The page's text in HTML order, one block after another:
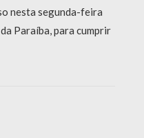
nesta segunda-feira
Paraíba, para cumprir